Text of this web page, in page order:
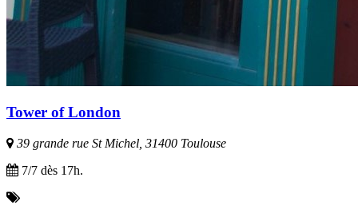
Tower of London
39 grande rue St Michel, 31400 Toulouse
7/7 dès 17h.